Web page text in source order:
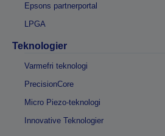
Epsons partnerportal
LPGA
Teknologier
Varmefri teknologi
PrecisionCore
Micro Piezo-teknologi
Innovative Teknologier